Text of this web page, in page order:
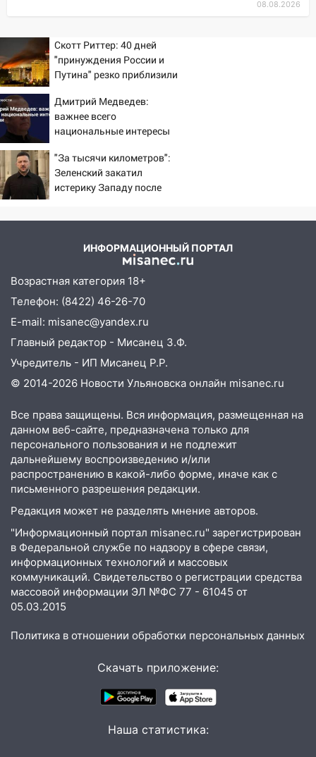
хаски: куда сходить в Ульяновской
области 8–9 августа
10:11
«Нефтяной топливной компании» будут
судить за неуплату 48,4 млн рублей
налогов
09:28
Дети на дорогах: пострадали
велосипедисты, мотоциклисты и
пешеходы. Обзор крупных аварий в
домов и выстрел за водку
07:50 Какая погоды будет днем 8
августа
06:45 Императорский мост в
Ульяновске останется закрытым до
утра 10 августа
05:18
Судьба готовит сюрприз: гороскоп
на 8 августа — кому повезет с
встреча
04:47 В Ульяновской области объявили
ракетную опасность: звучат сирены
07.08.2026
20:40
Ульяновские аграрии смогут
купить тракторы с отсрочкой платежа
до декабря
19:34 В следственном управлении
состоялось торжественное
мероприятие, приуроченное к
празднованию Дня сотрудника органов
поддержать «Симбирскую чебурашку»
Ульяновская область стала
пилотным регионом проекта
«Культурное долголетие»
08.08.2026
Скотт Риттер: 40 дней
"принуждения России и
Путина" резко приблизили
Дмитрий Медведев:
важнее всего
национальные интересы
"За тысячи километров":
Зеленский закатил
истерику Западу после
ИНФОРМАЦИОННЫЙ ПОРТАЛ
Возрастная категория 18+
Телефон: (8422) 46-26-70
E-mail: misanec@yandex.ru
Главный редактор - Мисанец З.Ф.
Учредитель - ИП Мисанец Р.Р.
© 2014-2026 Новости Ульяновска онлайн misanec.ru
Все права защищены. Вся информация, размещенная на
данном веб-сайте, предназначена только для
персонального пользования и не подлежит
дальнейшему воспроизведению и/или
распространению в какой-либо форме, иначе как с
письменного разрешения редакции.
Редакция может не разделять мнение авторов.
"Информационный портал misanec.ru" зарегистрирован
в Федеральной службе по надзору в сфере связи,
информационных технологий и массовых
коммуникаций. Свидетельство о регистрации средства
массовой информации ЭЛ №ФС 77 - 61045 от
05.03.2015
Политика в отношении обработки персональных данных
Скачать приложение:
Наша статистика: